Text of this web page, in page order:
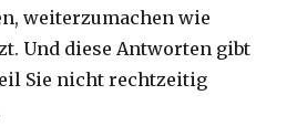
weiterzumachen wie
Und diese Antworten gibt
Sie nicht rechtzeitig